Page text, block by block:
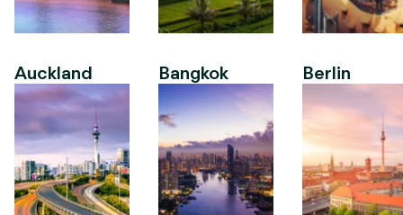
Auckland Bangkok Berlin